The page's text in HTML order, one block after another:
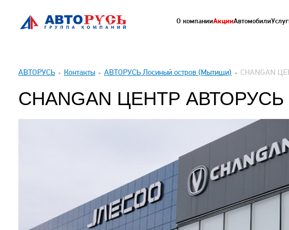
О компанииАкцииАвтомобили
АВТОРУСЬ Контакты АВТОРУСЬ Лосиный остров (Мытищи) CHANGAN
CHANGAN ЦЕНТР